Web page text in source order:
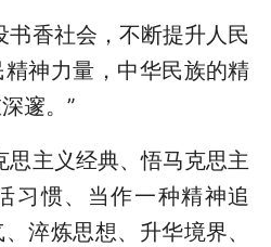
书香社会，不断提升人民
神力量，中华民族的精
邃。”
思主义经典、悟马克思主
习惯、当作一种精神追
淬炼思想、升华境界、